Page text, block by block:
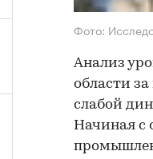
Фото:
Анализ
области
слабой
Начиная с